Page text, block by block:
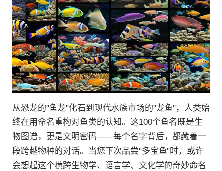
从恐龙的"鱼龙"化石到现代水族市场的"龙鱼"，人类始
终在用命名重构对鱼类的认知。这100个鱼名既是生
物图谱，更是文明密码——每个名字背后，都藏着一
段跨越物种的对话。当您下次品尝"多宝鱼"时，或许
会想起这个横跨生物学、语言学、文化学的奇妙命名